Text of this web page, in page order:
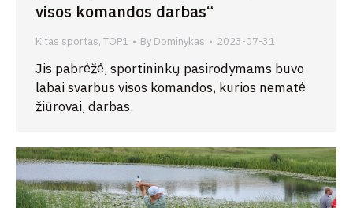
visos komandos darbas“
Kitas sportas, TOP1 By Dominykas 2023-07-31
Jis pabrėžė, sportininkų pasirodymams buvo
labai svarbus visos komandos, kurios nematė
žiūrovai, darbas.